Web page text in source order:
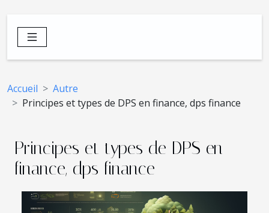
Accueil
Autre
Principes et types de DPS en finance, dps finance
Principes et types de DPS en
finance, dps finance